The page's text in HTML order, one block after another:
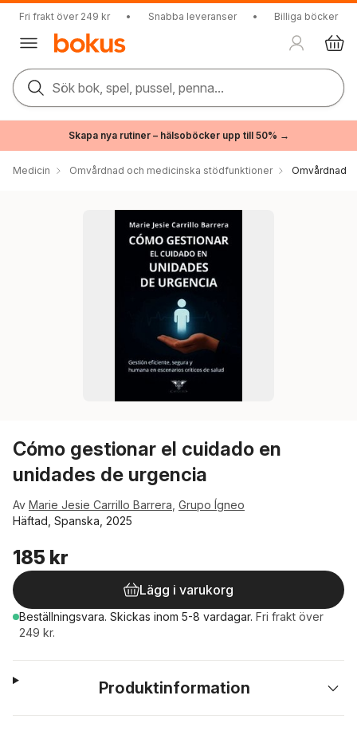
Fri frakt över 249 kr • Snabba leveranser • Billiga böcker
Sök bok, spel, pussel, penna...
Skapa nya rutiner – hälsoböcker upp till 50% →
Medicin Omvårdnad och medicinska stödfunktioner Omvårdnad
Cómo gestionar el cuidado en
unidades de urgencia
Av Marie Jesie Carrillo Barrera Grupo Ígneo
Häftad, Spanska, 2025
185 kr
Lägg i varukorg
Beställningsvara. Skickas inom 5-8 vardagar. Fri frakt över
249 kr.
Produktinformation